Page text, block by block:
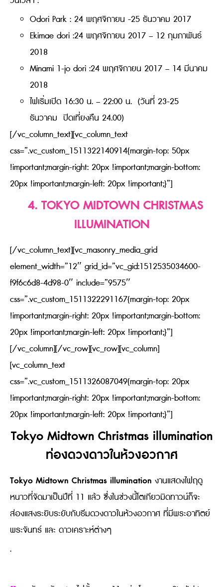
Odori Park : 24 พฤศจิกายน -25 ธันวาคม 2017
Ekimae dori :24 พฤศจิกายน 2017 – 12 กุมภาพันธ์
2018
Minami 1-jo dori :24 พฤศจิกายน 2017 – 14 มีนาคม
2018
ไฟเริ่มเปิด 16:30 น. – 22:00 น. (วันที่ 23-25
ธันวาคม ปิดเที่ยงคืน 24.00)
[/vc_column_text][vc_column_text
css=”.vc_custom_1511322140914{margin-top: 50px
!important;margin-right: 20px !important;margin-bottom:
20px !important;margin-left: 20px !important;}”]
4. TOKYO MIDTOWN CHRISTMAS
ILLUMINATION
[/vc_column_text][vc_masonry_media_grid
element_width=”12″ grid_id=”vc_gid:1512535034600-
f9f6c6d8-4d98-0″ include=”9575″
css=”.vc_custom_1511322291167{margin-top: 20px
!important;margin-right: 20px !important;margin-bottom:
20px !important;margin-left: 20px !important;}”]
[/vc_column][/vc_row][vc_row][vc_column]
[vc_column_text
css=”.vc_custom_1511326087049{margin-top: 20px
!important;margin-right: 20px !important;margin-bottom:
20px !important;margin-left: 20px !important;}”]
Tokyo Midtown Christmas illumination
ท่องดวงดาวในห้วงอวกาศ
Tokyo Midtown Christmas illumination งานแสดงไฟฤดู
หนาวที่จัดมาเป็นปีที่ 11 แล้ว ซึ่งในช่วงนี้โตเกียวมิดทาวน์ก็จะ
ส่องแสงระยิบระยับกับธีมดวงดาวในห้วงอวกาศ ที่มีพระอาทิตย์
พระจันทร์ และ ดาวเคราะห์ต่างๆ
.